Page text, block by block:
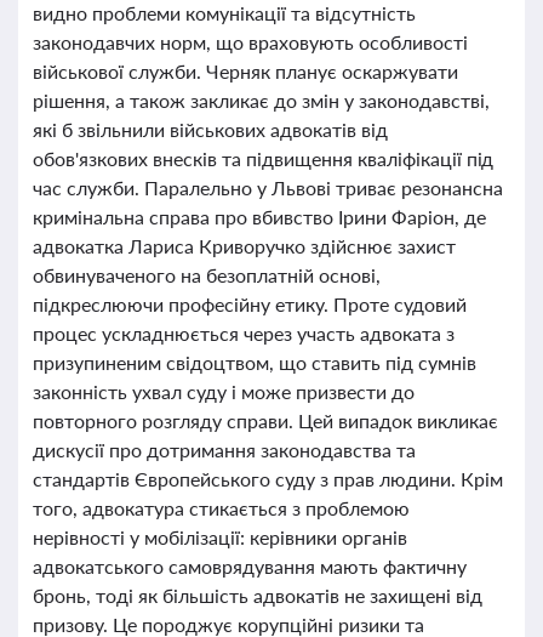
видно проблеми комунікації та відсутність
законодавчих норм, що враховують особливості
військової служби. Черняк планує оскаржувати
рішення, а також закликає до змін у законодавстві,
які б звільнили військових адвокатів від
обов'язкових внесків та підвищення кваліфікації під
час служби. Паралельно у Львові триває резонансна
кримінальна справа про вбивство Ірини Фаріон, де
адвокатка Лариса Криворучко здійснює захист
обвинуваченого на безоплатній основі,
підкреслюючи професійну етику. Проте судовий
процес ускладнюється через участь адвоката з
призупиненим свідоцтвом, що ставить під сумнів
законність ухвал суду і може призвести до
повторного розгляду справи. Цей випадок викликає
дискусії про дотримання законодавства та
стандартів Європейського суду з прав людини. Крім
того, адвокатура стикається з проблемою
нерівності у мобілізації: керівники органів
адвокатського самоврядування мають фактичну
бронь, тоді як більшість адвокатів не захищені від
призову. Це породжує корупційні ризики та